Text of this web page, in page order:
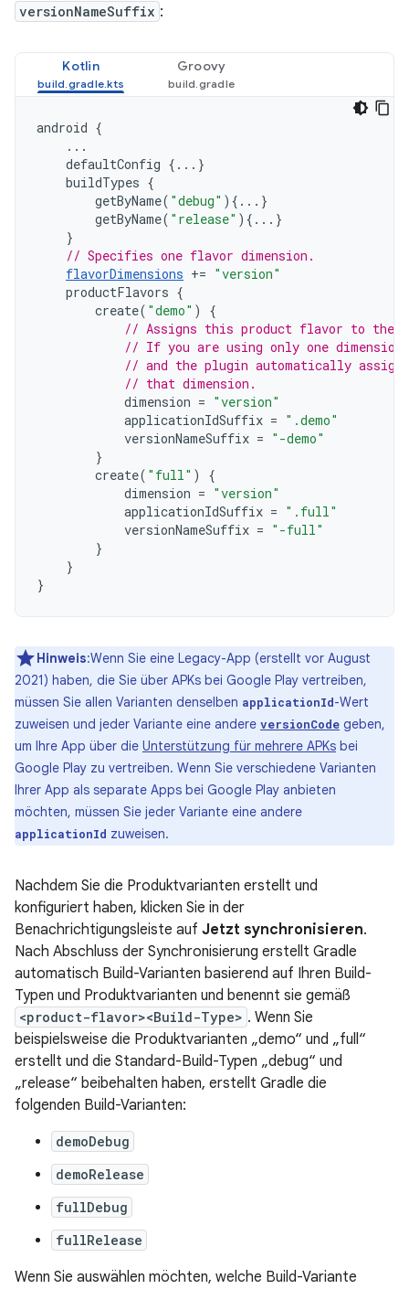
versionNameSuffix :
Kotlin Groovy
android {
...
defaultConfig {...}
buildTypes {
getByName( "debug" ){...}
getByName( "release" ){...}
}
// Specifies one flavor dimension.
flavorDimensions += "version"
productFlavors {
create( "demo" )
{
// Assigns this product flavor to the
// If you are using only one
// and the plugin automatically
// that dimension.
dimension = "version"
applicationIdSuffix = ".demo"
versionNameSuffix = "-demo"
}
create( "full" )
{
dimension = "version"
applicationIdSuffix = ".full"
versionNameSuffix = "-full"
}
}
}
Hinweis:Wenn Sie eine Legacy-App (erstellt vor August
2021) haben, die Sie über APKs bei Google Play vertreiben,
müssen Sie allen Varianten denselben applicationId-Wert
zuweisen und jeder Variante eine andere versionCode geben,
um Ihre App über die Unterstützung für mehrere APKs bei
Google Play zu vertreiben. Wenn Sie verschiedene Varianten
Ihrer App als separate Apps bei Google Play anbieten
möchten, müssen Sie jeder Variante eine andere
applicationId zuweisen.
Nachdem Sie die Produktvarianten erstellt und
konfiguriert haben, klicken Sie in der
Benachrichtigungsleiste auf Jetzt synchronisieren.
Nach Abschluss der Synchronisierung erstellt Gradle
automatisch Build-Varianten basierend auf Ihren Build-
Typen und Produktvarianten und benennt sie gemäß
<product-flavor><Build-Type> . Wenn Sie
beispielsweise die Produktvarianten „demo“ und „full“
erstellt und die Standard-Build-Typen „debug“ und
„release“ beibehalten haben, erstellt Gradle die
folgenden Build-Varianten:
demoDebug
demoRelease
fullDebug
fullRelease
Wenn Sie auswählen möchten, welche Build-Variante